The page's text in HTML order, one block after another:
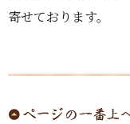
寄せております。